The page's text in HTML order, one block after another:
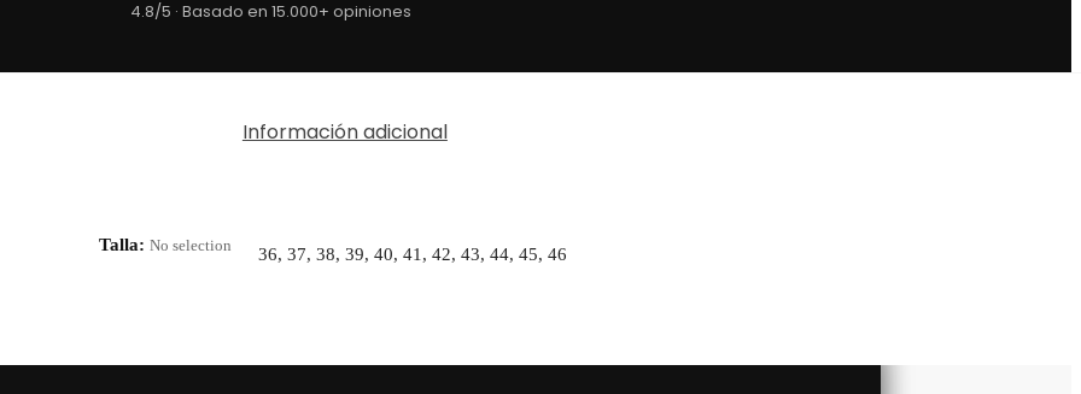
4.8/5 · Basado en 15.000+ opiniones
Información adicional
Talla: No selection 36, 37, 38, 39, 40, 41, 42, 43, 44, 45, 46